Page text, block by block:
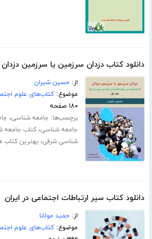
دانلود کتاب دزدان سرزمین یا سرزمین دزدان
از:حسین شیران
موضوع:کتاب‌های علوم
۱۸۰ صفحه
برچسب‌ها: جامعه شناسی،
جامعه شناسی،کتاب جامعه
شناسی شرقی،بهترین کتاب
دانلود کتاب سیر ارتباطات اجتماعی در ایران
از:حمید مولانا
موضوع:کتاب‌های علوم